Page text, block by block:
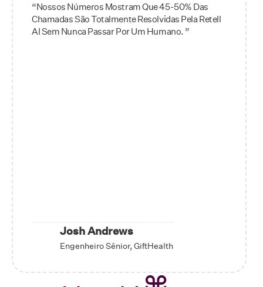
“Nossos Números Mostram Que 45-50% Das
Chamadas São Totalmente Resolvidas Pela Retell
AI Sem Nunca Passar Por Um Humano. ”
Josh Andrews
Engenheiro Sênior, GiftHealth